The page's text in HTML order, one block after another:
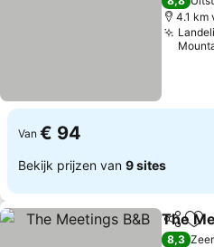
4.1 km
Van € 94
Bekijk prijzen van 9 sites
Delen
The
8,3